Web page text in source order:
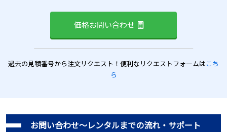
価格お問い合わせ
過去の見積番号から注文リクエスト！便利なリクエストフォームはこち
ら
お問い合わせ～レンタルまでの流れ・サポート